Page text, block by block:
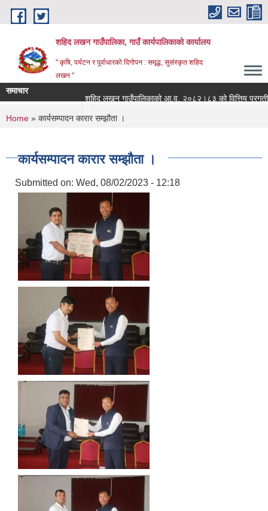
Skip to main content
शहिद लखन गाउँपालिका, गाउँ कार्यपालिकाको कार्यालय
" कृषि, पर्यटन र पूर्वाधारको दिगोपन : समृद्ध, सुसंस्कृत शहिद
लखन "
समाचार
शहिद लखन गाउँपालिकाको आ.व. २०८२।८३ को वित्तिय प्रगती
You are here
Home » कार्यसम्पादन कारार सम्झौता ।
कार्यसम्पादन कारार सम्झौता ।
Submitted on: Wed, 08/02/2023 - 12:18